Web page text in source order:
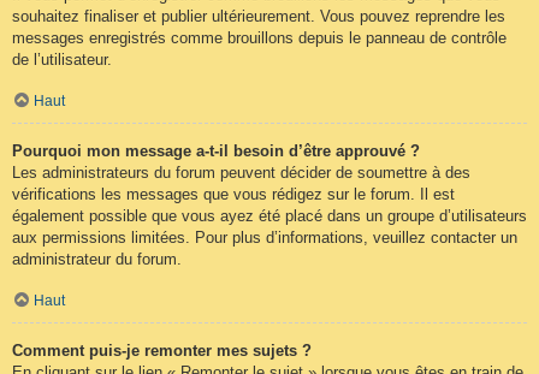
souhaitez finaliser et publier ultérieurement. Vous pouvez reprendre les
messages enregistrés comme brouillons depuis le panneau de contrôle
de l’utilisateur.
Haut
Pourquoi mon message a-t-il besoin d’être approuvé ?
Les administrateurs du forum peuvent décider de soumettre à des
vérifications les messages que vous rédigez sur le forum. Il est
également possible que vous ayez été placé dans un groupe d’utilisateurs
aux permissions limitées. Pour plus d’informations, veuillez contacter un
administrateur du forum.
Haut
Comment puis-je remonter mes sujets ?